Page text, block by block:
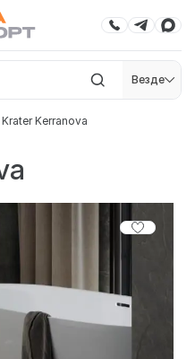
Везде
Krater Kerranova